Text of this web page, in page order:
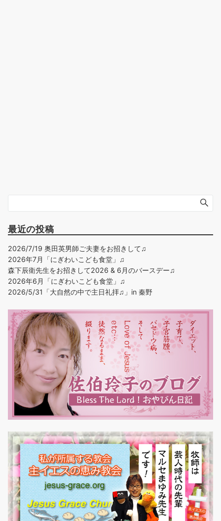
最近の投稿
2026/7/19 奥田英男師ご夫妻をお招きして♫
2026年7月「にぎわいこども食堂」♫
森下辰衛先生をお招きして2026 & 6月のバースデー♫
2026年6月「にぎわいこども食堂」♫
2026/5/31「大自然の中で主日礼拝♫」in 秦野